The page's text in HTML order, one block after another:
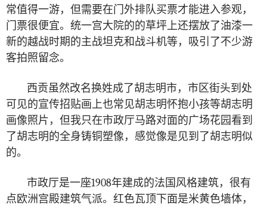
常值得一游，但需要在门外排队买票才能进入参观，
门票很便宜。统一宫大院的的草坪上还摆放了油漆一
新的越战时期的主战坦克和战斗机等，吸引了不少游
客拍照留念。
西贡虽然改名换姓成了胡志明市，市区街头到处
可见的宣传招贴画上也常见胡志明怀抱小孩等胡志明
画像照片，但我只在市政厅马路对面的广场花园看到
了胡志明的全身铸铜塑像，感觉像是见到了胡志明似
的。
市政厅是一座1908年建成的法国风格建筑，很有
点欧洲宫殿建筑气派。红色瓦顶下面是米黄色墙体，